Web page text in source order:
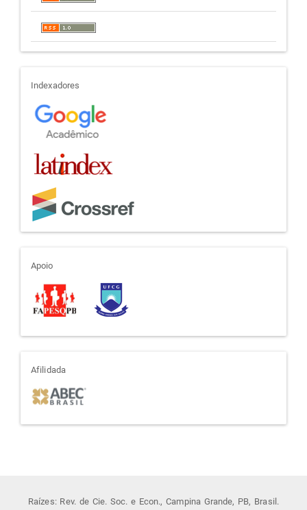
indexadores
Indexadores
apoio
Apoio
afiliada
Afilidada
Raízes: Rev. de Cie. Soc. e Econ., Campina Grande, PB, Brasil.